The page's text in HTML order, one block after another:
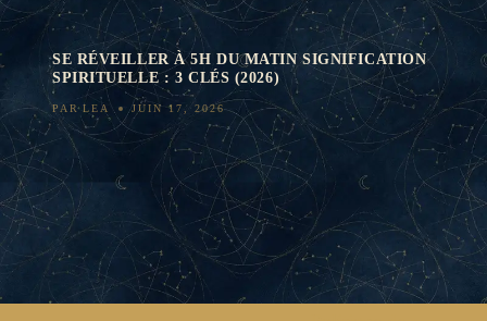
SE RÉVEILLER À 5H DU MATIN SIGNIFICATION
SPIRITUELLE : 3 CLÉS (2026)
PAR LEA JUIN 17, 2026